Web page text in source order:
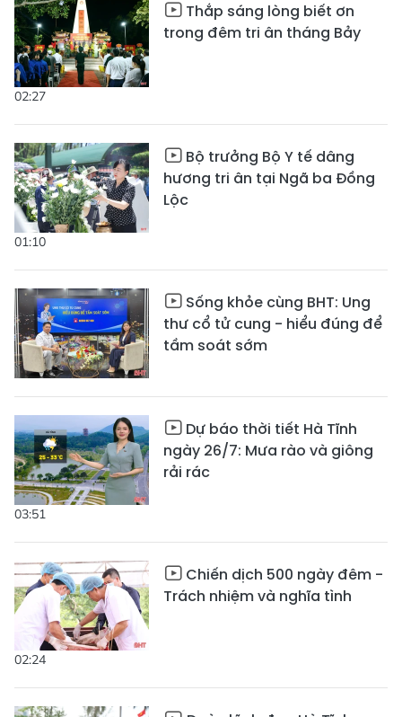
02:27
Thắp sáng lòng biết ơn
trong đêm tri ân tháng Bảy
01:10
Bộ trưởng Bộ Y tế dâng
hương tri ân tại Ngã ba Đồng
Lộc
Sống khỏe cùng BHT: Ung
thư cổ tử cung - hiểu đúng để
tầm soát sớm
03:51
Dự báo thời tiết Hà Tĩnh
ngày 26/7: Mưa rào và giông
rải rác
02:24
Chiến dịch 500 ngày đêm -
Trách nhiệm và nghĩa tình